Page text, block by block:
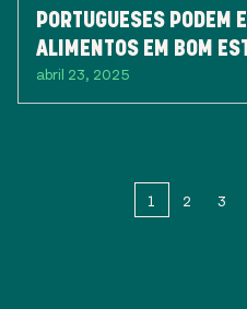
PORTUGUESES PODEM
ALIMENTOS EM BOM
abril 23, 2025
1 2 3